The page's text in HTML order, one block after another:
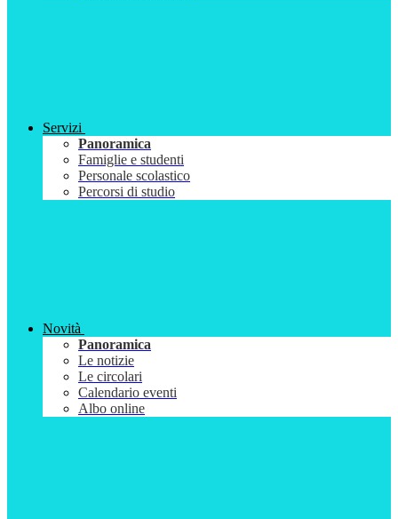
Servizi
Panoramica
Famiglie e studenti
Personale scolastico
Percorsi di studio
Novità
Panoramica
Le notizie
Le circolari
Calendario eventi
Albo online